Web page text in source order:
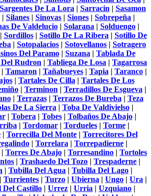
Sargentes De La Lora| Sarracin| Sasamon
| Silanes | Sinovas | Siones | Sobrepeña |
De Valdelucio| Solarana| Solduengo|
Sordillos| Sotillo De La Ribera| Sotillo De
| Sotopalacios | Sotovellanos | Sotragero
Del Paramo| Suzana| Tablada De
Rudron | Tabliega De Losa | Tagarrosa
Tamaron| Tañabueyes| Tapia| Taranco|
| Tartales De Cilla| Tartales De Los
| Terminon| Terradillos De Esgueva|
| Terrazas| Terrazos De Bureba| Teza
De La Sierra| Toba De Valdivielso|
| Tobera| Tobes| Tolbaños De Abajo|
| Tordomar| Tordueles| Torme|
| Torrecilla Del Monte | Torrecitores Del
| Torrelara| Torrepadierne|
| Torres De Abajo | Torresandino | Tortoles
| Trashaedo Del Tozo | Trespaderne |
| Tubilla Del Agua | Tubilla Del Lago |
| Turrientes | Turzo | Ubierna | Ungo | Ura |
Del Castillo | Urrez | Urria | Uzquiano |